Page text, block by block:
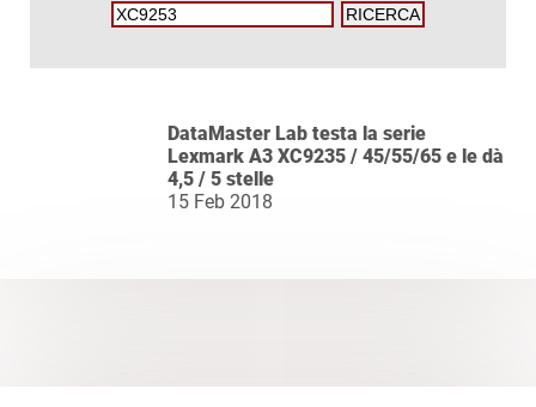
DataMaster Lab testa la serie
Lexmark A3 XC9235 / 45/55/65 e le dà
4,5 / 5 stelle
15 Feb 2018